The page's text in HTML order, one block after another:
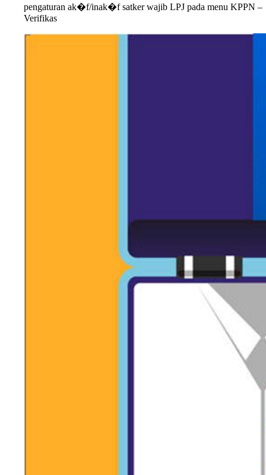
pengaturan ak�f/inak�f satker wajib LPJ pada menu KPPN –
Verifikas